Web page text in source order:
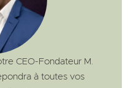
CEO-Fondateur M.
à toutes vos